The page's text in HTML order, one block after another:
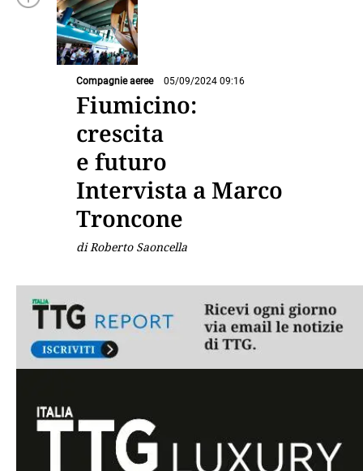
Compagnie aeree 05/09/2024 09:16
Fiumicino:
crescita
e futuro
Intervista a Marco
Troncone
di Roberto Saoncella